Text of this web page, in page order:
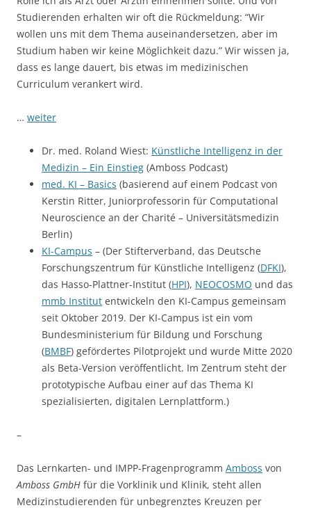
Studierenden erhalten wir oft die Rückmeldung: “Wir
wollen uns mit dem Thema auseinandersetzen, aber im
Studium haben wir keine Möglichkeit dazu.” Wir wissen ja,
dass es lange dauert, bis etwas im medizinischen
Curriculum verankert wird.
… weiter
Dr. med. Roland Wiest: Künstliche Intelligenz in der
Medizin – Ein Einstieg (Amboss Podcast)
med. KI – Basics (basierend auf einem Podcast von
Kerstin Ritter, Juniorprofessorin für Computational
Neuroscience an der Charité – Universitätsmedizin
Berlin)
KI-Campus – (Der Stifterverband, das Deutsche
Forschungszentrum für Künstliche Intelligenz (DFKI),
das Hasso-Plattner-Institut (HPI), NEOCOSMO und das
mmb Institut entwickeln den KI-Campus gemeinsam
seit Oktober 2019. Der KI-Campus ist ein vom
Bundesministerium für Bildung und Forschung
(BMBF) gefördertes Pilotprojekt und wurde Mitte 2020
als Beta-Version veröffentlicht. Im Zentrum steht der
prototypische Aufbau einer auf das Thema KI
spezialisierten, digitalen Lernplattform.)
–
Das Lernkarten- und IMPP-Fragenprogramm Amboss von
Amboss GmbH für die Vorklinik und Klinik, steht allen
Medizinstudierenden für unbegrenztes Kreuzen per